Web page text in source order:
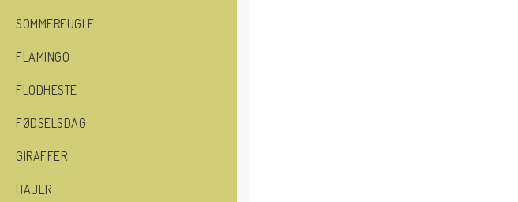
SOMMERFUGLE
FLAMINGO
FLODHESTE
FØDSELSDAG
GIRAFFER
HAJER